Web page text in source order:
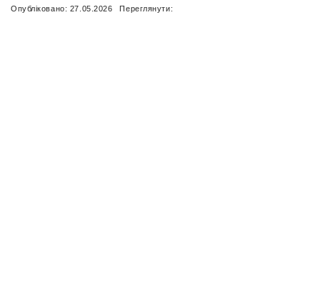
Опубліковано: 27.05.2026 Переглянути: